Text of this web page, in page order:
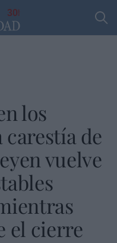
30
los
de
vuelve
el cierre